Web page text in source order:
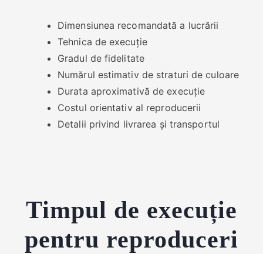
Dimensiunea recomandată a lucrării
Tehnica de execuție
Gradul de fidelitate
Numărul estimativ de straturi de culoare
Durata aproximativă de execuție
Costul orientativ al reproducerii
Detalii privind livrarea și transportul
Timpul de execuție
pentru reproduceri